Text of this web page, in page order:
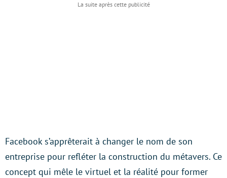
Facebook s’apprêterait à changer le nom de son
entreprise pour refléter la construction du métavers. Ce
concept qui mêle le virtuel et la réalité pour former